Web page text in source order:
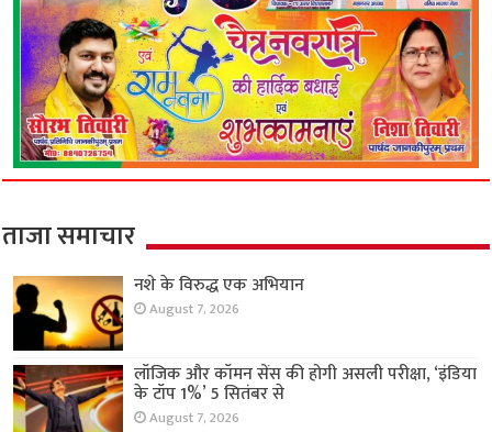
ताजा समाचार
नशे के विरुद्ध एक अभियान
August 7, 2026
लॉजिक और कॉमन सेंस की होगी असली परीक्षा, ‘इंडिया
के टॉप 1%’ 5 सितंबर से
August 7, 2026